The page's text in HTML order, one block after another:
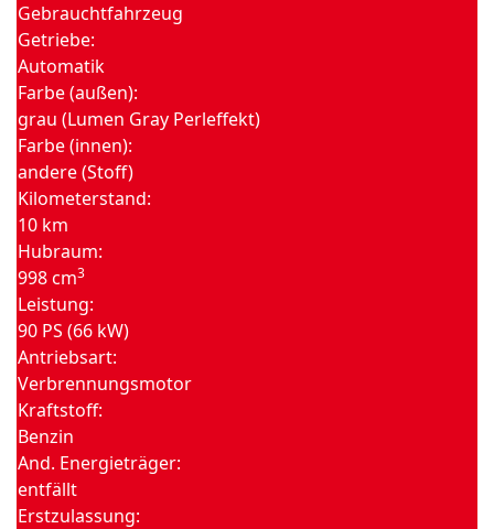
Gebrauchtfahrzeug
Getriebe:
Automatik
Farbe (außen):
grau (Lumen Gray Perleffekt)
Farbe (innen):
andere (Stoff)
Kilometerstand:
10 km
Hubraum:
998 cm3
Leistung:
90 PS (66 kW)
Antriebsart:
Verbrennungsmotor
Kraftstoff:
Benzin
And. Energieträger:
entfällt
Erstzulassung: